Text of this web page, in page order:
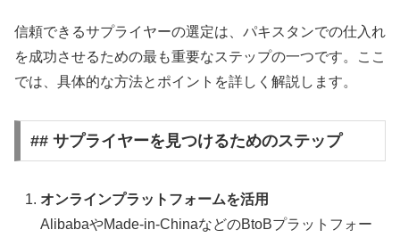
信頼できるサプライヤーの選定は、パキスタンでの仕入れ
を成功させるための最も重要なステップの一つです。ここ
では、具体的な方法とポイントを詳しく解説します。
## サプライヤーを見つけるためのステップ
オンラインプラットフォームを活用
AlibabaやMade-in-ChinaなどのBtoBプラットフォー